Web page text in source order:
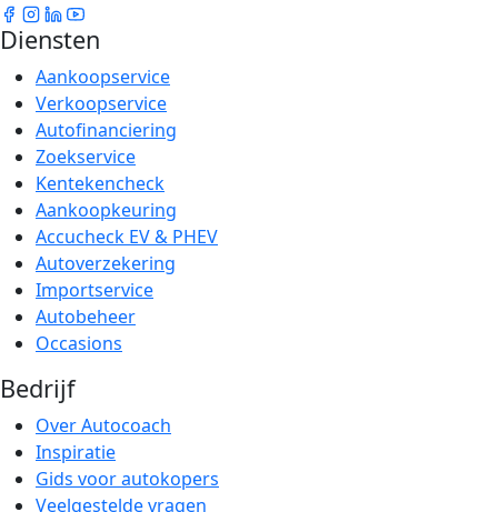
Diensten
Aankoopservice
Verkoopservice
Autofinanciering
Zoekservice
Kentekencheck
Aankoopkeuring
Accucheck EV & PHEV
Autoverzekering
Importservice
Autobeheer
Occasions
Bedrijf
Over Autocoach
Inspiratie
Gids voor autokopers
Veelgestelde vragen